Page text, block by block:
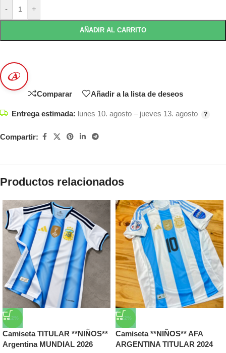
- +
AÑADIR AL CARRITO
Comparar Añadir a la lista de deseos
Entrega estimada: lunes 10. agosto – jueves 13. agosto
Compartir:
Productos relacionados
-12%
Camiseta TITULAR **NIÑOS**
Argentina MUNDIAL 2026
-22%
Camiseta **NIÑOS** AFA
ARGENTINA TITULAR 2024